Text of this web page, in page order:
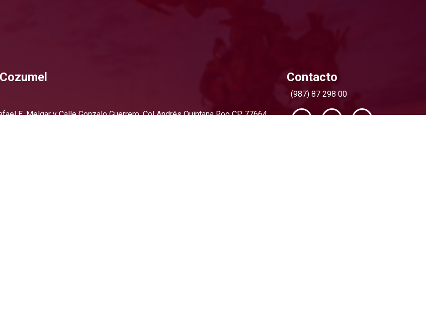
E. Melgar y Calle Gonzalo Guerrero, Col Andrés Quintana Roo CP 77664
Contacto
(987) 87 298 00